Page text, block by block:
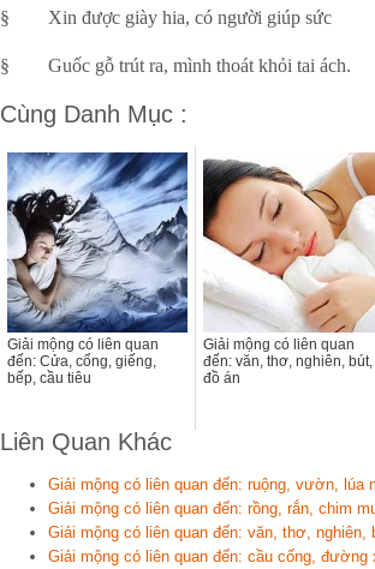
§ Xin được giày hia, có người giúp sức
§ Guốc gỗ trút ra, mình thoát khỏi tai ách.
Cùng Danh Mục :
Giải mộng có liên quan
đến: Cửa, cổng, giếng,
bếp, cầu tiêu
Giải mộng có liên quan
đến: văn, thơ, nghiên, bút,
đồ án
Liên Quan Khác
Giải mộng có liên quan đến: ruộng, vườn, lúa
Giải mộng có liên quan đến: rồng, rắn, chim
Giải mộng có liên quan đến: văn, thơ, nghiên,
Giải mộng có liên quan đến: cầu cống, đường